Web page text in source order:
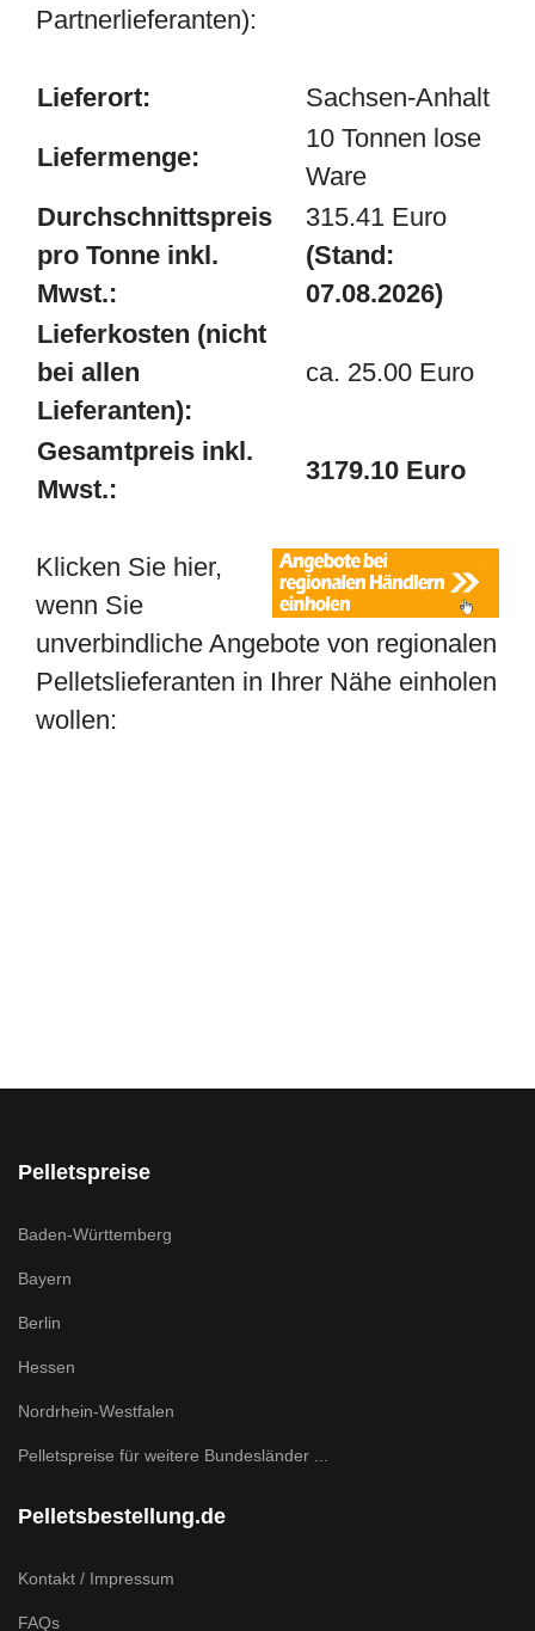
Partnerlieferanten):
Lieferort:
Sachsen-Anhalt
Liefermenge:
10 Tonnen lose
Ware
Durchschnittspreis
pro Tonne inkl.
Mwst.:
315.41 Euro
(Stand:
07.08.2026)
Lieferkosten (nicht
bei allen
Lieferanten):
ca. 25.00 Euro
Gesamtpreis inkl.
Mwst.:
3179.10 Euro
Klicken Sie hier,
wenn Sie
unverbindliche Angebote von regionalen
Pelletslieferanten in Ihrer Nähe einholen
wollen:
Pelletspreise
Baden-Württemberg
Bayern
Berlin
Hessen
Nordrhein-Westfalen
Pelletspreise für weitere Bundesländer ...
Pelletsbestellung.de
Kontakt / Impressum
FAQs